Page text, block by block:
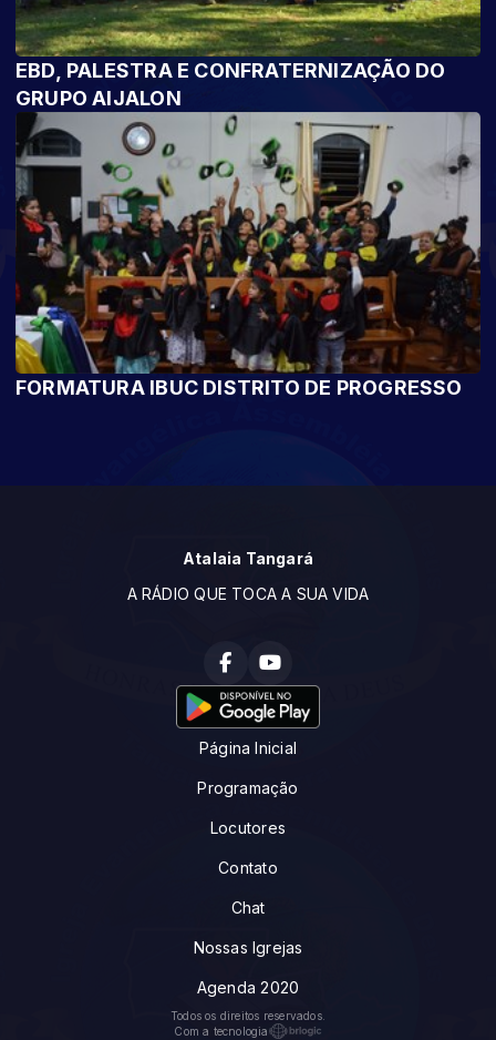
EBD, PALESTRA E CONFRATERNIZAÇÃO DO
GRUPO AIJALON
FORMATURA IBUC DISTRITO DE PROGRESSO
Atalaia Tangará
A RÁDIO QUE TOCA A SUA VIDA
Página Inicial
Programação
Locutores
Contato
Chat
Nossas Igrejas
Agenda 2020
Todos os direitos reservados.
Com a tecnologia